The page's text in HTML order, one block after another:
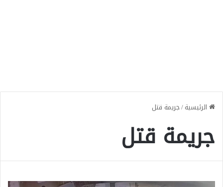
الرئيسية/جريمة قتل
جريمة قتل